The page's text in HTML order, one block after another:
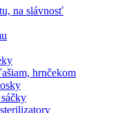
na slávnosť
hrnčekom